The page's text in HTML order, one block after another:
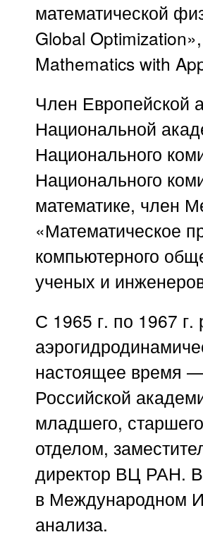
математической
Global
Mathematics with
Член Европейской
Национальной
Национального
Национального
математике, член
«Математическое
компьютерного
ученых и
С 1965 г. по 1967
настоящее время —
Российской
младшего,
отделом,
директор ВЦ РАН. В
в Международном
анализа.